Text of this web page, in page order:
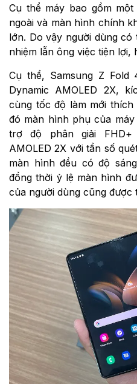
Cụ thể máy bao gồm
ngoài và màn hình chính
lớn. Do vậy người dùng
nhiệm lẫn ông việc tiện lợi,
Cụ thể, Samsung Z
Dynamic AMOLED 2X,
cùng tốc độ làm mới thích
đó màn hình phụ của
trợ độ phân giải FHD+
AMOLED 2X với tần số
màn hình đều có độ
đồng thời ỷ lệ màn hình
của người dùng cũng được